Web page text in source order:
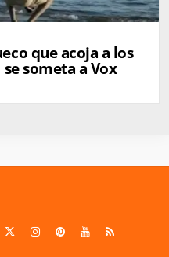
que acoja a los
someta a Vox